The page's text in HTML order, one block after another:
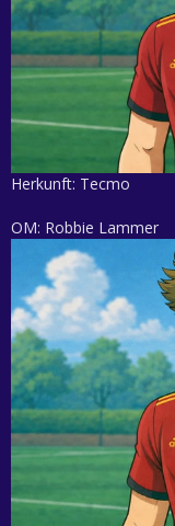
Herkunft: Tecmo
OM: Robbie Lammer